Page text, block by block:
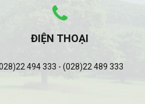
ĐIỆN THOẠI
494 333 - (028)22 489 333